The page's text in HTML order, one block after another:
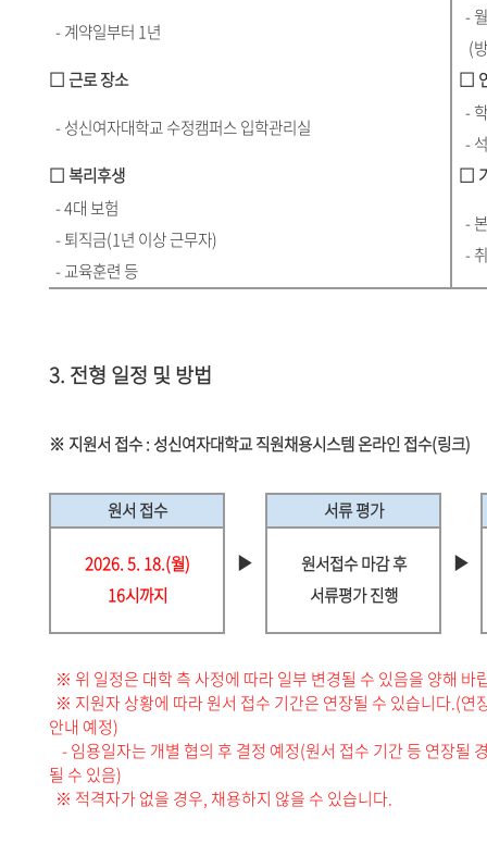
- 계약일부터 1년
-
(
□ 근로 장소
□
- 성신여자대학교 수정캠퍼스 입학관리실
-
-
□ 복리후생
□
- 4대 보험
- 퇴직금(1년 이상 근무자)
- 교육훈련 등
-
-
3. 전형 일정 및 방법
※ 지원서 접수 : 성신여자대학교 직원채용시스템 온라인 접수(링크)
원서 접수
▶
서류 평가
▶
2026. 5. 18.(월)
16시까지
원서접수 마감 후
서류평가 진행
※ 위 일정은 대학 측 사정에 따라 일부 변경될 수 있음을 양해 바
※ 지원자 상황에 따라 원서 접수 기간은 연장될 수 있습니다.(연
안내 예정)
- 임용일자는 개별 협의 후 결정 예정(원서 접수 기간 등 연장될
될 수 있음)
※ 적격자가 없을 경우, 채용하지 않을 수 있습니다.